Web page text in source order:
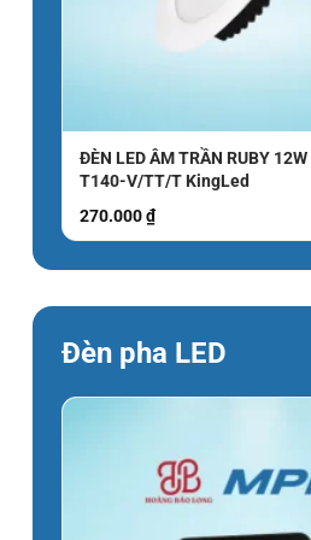
Quy trình chọn và
Bước 1: Xác định khu
Bạn đo sơ bộ diện tích cần
dùng một hay nhiều bộđèn pha
Bước 2: Kiểm tra nhu
quả đầu ra là xác định đúng
Bước 3: Đối chiếu thông
ĐÈN LED ÂM TRẦN RUBY
T140-V/TT/T KingLed
270.000₫
Đèn pha LED